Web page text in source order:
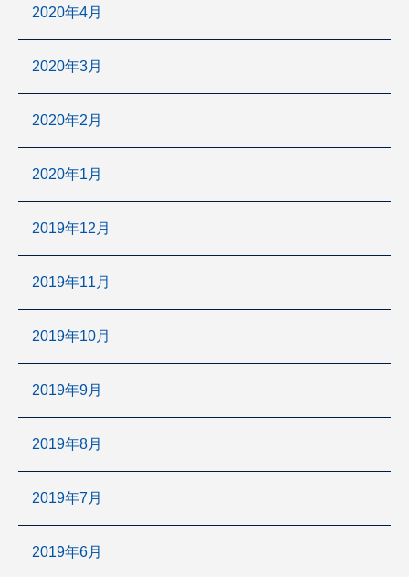
2020年4月
2020年3月
2020年2月
2020年1月
2019年12月
2019年11月
2019年10月
2019年9月
2019年8月
2019年7月
2019年6月